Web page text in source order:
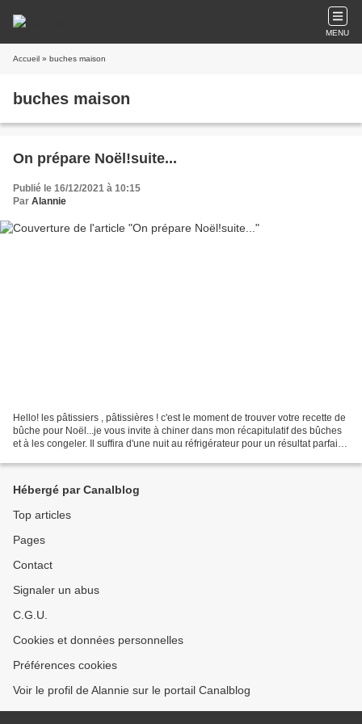
MENU
Accueil » buches maison
buches maison
On prépare Noël!suite...
Publié le 16/12/2021 à 10:15
Par Alannie
Hello! les pâtissiers , pâtissières ! c'est le moment de trouver votre recette de
bûche pour Noël...je vous invite à chiner dans mon récapitulatif des bûches
et à les congeler. Il suffira d'une nuit au réfrigérateur pour un résultat parfait.
Hébergé par Canalblog
Top articles
Pages
Contact
Signaler un abus
C.G.U.
Cookies et données personnelles
Préférences cookies
Voir le profil de Alannie sur le portail Canalblog